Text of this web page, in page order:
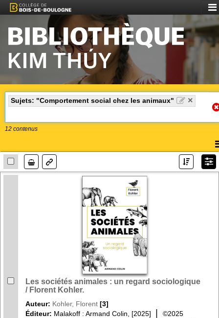
le
Sujets: "Comportement social chez les animaux" ×
12 contenus
Lien
Les sociétés animales : un regard sociologique
/ Florent Kohler.
Auteur: Kohler, Florent [3]
Éditeur: Malakoff : Armand Colin, [2025]
©2025